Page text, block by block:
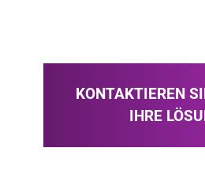
KONTAKTIEREN
IHRE